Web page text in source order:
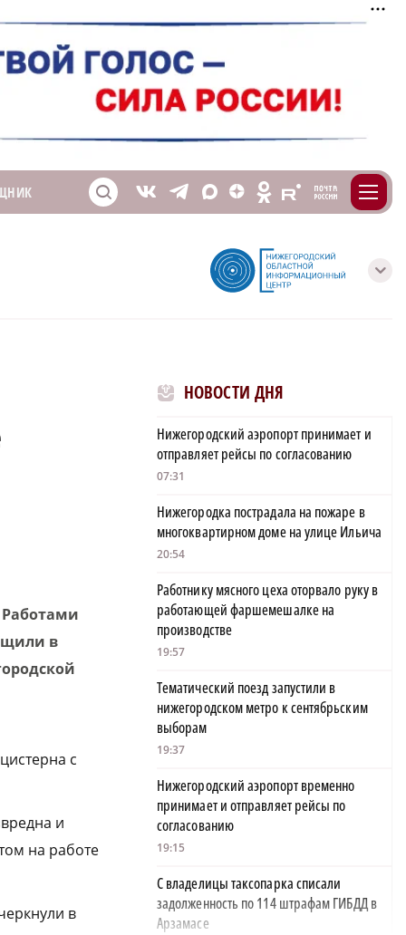
S V T X Z O E m
с
Работами
в
с
и
на работе
в
НОВОСТИ ДНЯ
Нижегородский аэропорт принимает и
отправляет рейсы по согласованию
07:31
Нижегородка пострадала на пожаре в
многоквартирном доме на улице Ильича
20:54
Работнику мясного цеха оторвало руку в
работающей фаршемешалке на
производстве
19:57
Тематический поезд запустили в
нижегородском метро к сентябрьским
выборам
19:37
Нижегородский аэропорт временно
принимает и отправляет рейсы по
согласованию
19:15
С владелицы таксопарка списали
задолженность по 114 штрафам ГИБДД в
Арзамасе